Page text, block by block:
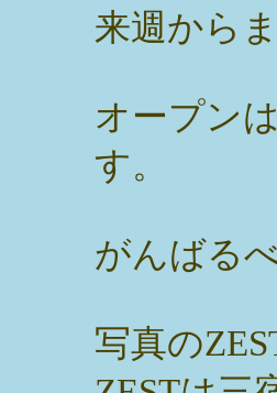
来週から
オープン
す。
がんばるべ
写真の